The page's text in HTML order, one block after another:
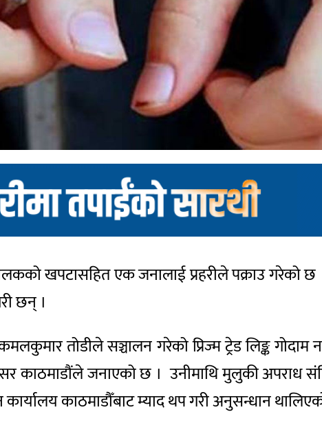
खपटासहित एक जनालाई प्रहरीले पक्राउ गरेको छ
छन् ।
तोडीले सञ्चालन गरेको प्रिज्म ट्रेड लिङ्क
काठमाडौंले जनाएको छ । उनीमाथि मुलुकी
कार्यालय काठमाडौँबाट म्याद थप गरी अनुसन्धान